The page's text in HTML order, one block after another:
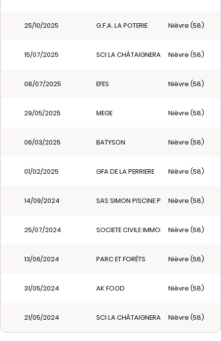
25/10/2025 G.F.A. LA POTERIE Nièvre (58)
15/07/2025 SCI LA CHÂTAIGNERAIE Nièvre (58)
08/07/2025 EFES Nièvre (58)
29/05/2025 MEGE Nièvre (58)
06/03/2025 BATYSON Nièvre (58)
01/02/2025 GFA DE LA PERRIERE Nièvre (58)
14/09/2024 SAS SIMON PISCINE PAYSAGENièvre (58)
25/07/2024 SOCIETE CIVILE IMMOBILIERE HENRI
Nièvre (58)
13/06/2024 PARC ET FORÊTS Nièvre (58)
31/05/2024 AK FOOD Nièvre (58)
21/05/2024 SCI LA CHÂTAIGNERAIE Nièvre (58)